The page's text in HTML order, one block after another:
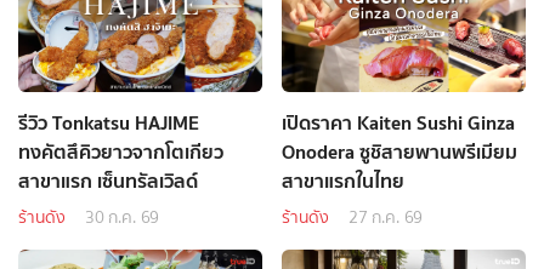
รีวิว Tonkatsu HAJIME
ทงคัตสึคิวยาวจากโตเกียว
สาขาแรก เซ็นทรัลเวิลด์
ร้านดัง 30 ก.ค. 69
เปิดราคา Kaiten Sushi Ginza
Onodera ซูชิสายพานพรีเมียม
สาขาแรกในไทย
ร้านดัง 27 ก.ค. 69